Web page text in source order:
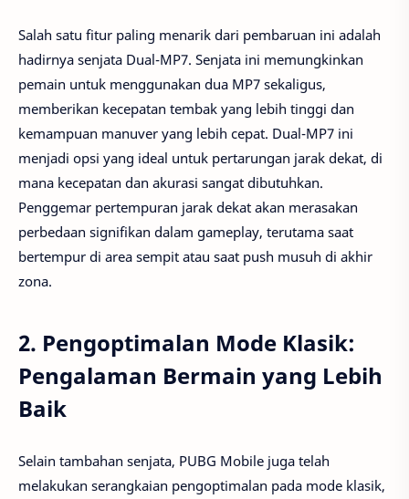
Salah satu fitur paling menarik dari pembaruan ini adalah
hadirnya senjata Dual-MP7. Senjata ini memungkinkan
pemain untuk menggunakan dua MP7 sekaligus,
memberikan kecepatan tembak yang lebih tinggi dan
kemampuan manuver yang lebih cepat. Dual-MP7 ini
menjadi opsi yang ideal untuk pertarungan jarak dekat, di
mana kecepatan dan akurasi sangat dibutuhkan.
Penggemar pertempuran jarak dekat akan merasakan
perbedaan signifikan dalam gameplay, terutama saat
bertempur di area sempit atau saat push musuh di akhir
zona.
2. Pengoptimalan Mode Klasik:
Pengalaman Bermain yang Lebih
Baik
Selain tambahan senjata, PUBG Mobile juga telah
melakukan serangkaian pengoptimalan pada mode klasik,